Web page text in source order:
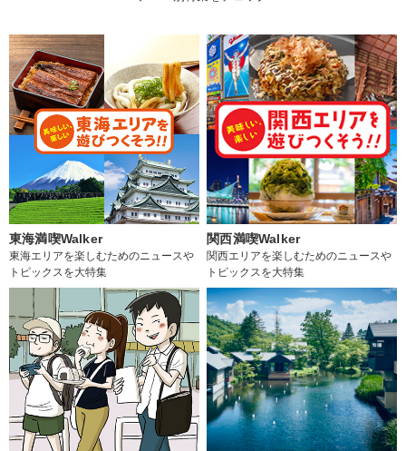
東海満喫Walker
東海エリアを楽しむためのニュースや
トピックスを大特集
関西満喫Walker
関西エリアを楽しむためのニュースや
トピックスを大特集